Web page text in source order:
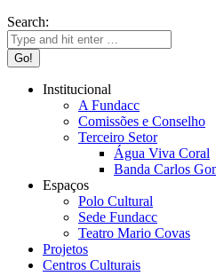
Search:
Institucional
A Fundacc
Comissões e Conselho
Terceiro Setor
Água Viva Coral
Banda Carlos
Espaços
Polo Cultural
Sede Fundacc
Teatro Mario Covas
Projetos
Centros Culturais